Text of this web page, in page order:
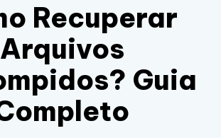
Recuperar
Arquivos
Guia